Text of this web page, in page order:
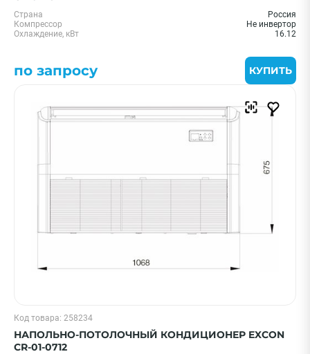
Страна
Россия
Компрессор
Не инвертор
Охлаждение, кВт
16.12
по запросу КУПИТЬ
Код товара: 258234
НАПОЛЬНО-ПОТОЛОЧНЫЙ КОНДИЦИОНЕР EXCON
CR-01-0712